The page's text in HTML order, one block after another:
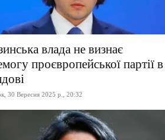
влада не визнає
проєвропейської партії в
30 Вересня 2025 р., 20:32